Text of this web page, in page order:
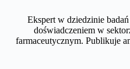
Ekspert w dziedzinie
doświadczeniem w
farmaceutycznym. Publikuje